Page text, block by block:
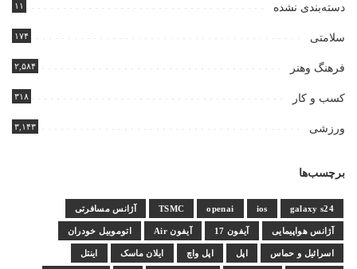
دسته‌بندی نشده ۱۱
سلامتی ۱۷۴
فرهنگ وهنر ۲,۵۸۴
کسب و کار ۳۱۸
ورزشی ۳,۱۴۳
برچسب‌ها
galaxy s24
ios
openai
TSMC آژانس مسافرتی
آژانس هواپیمایی آیفون 17 آیفون Air اتوموبیل خودران
اسرائیل و حماس اپل اپل واچ ایلان ماسک اینتل